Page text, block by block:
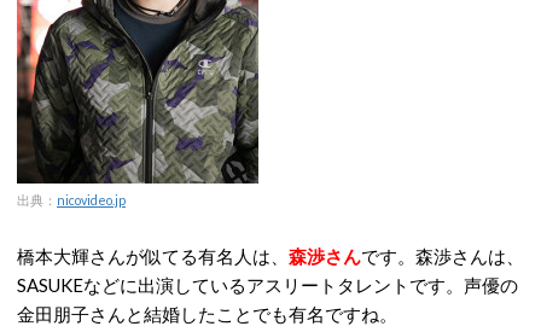
出典： nicovideo.jp
橋本大輝さんが似てる有名人は、 森渉さんです。森渉さんは、
SASUKEなどに出演しているアスリートタレントです。声優の
金田朋子さんと結婚したことでも有名ですね。